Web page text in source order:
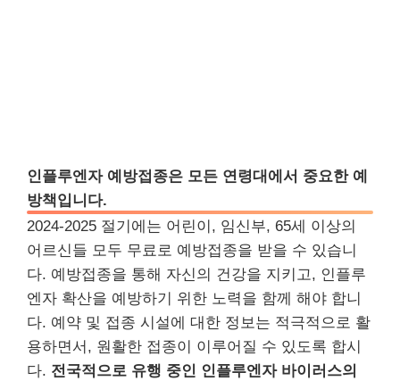
인플루엔자 예방접종은 모든 연령대에서 중요한 예
방책입니다.
2024-2025 절기에는 어린이, 임신부, 65세 이상의
어르신들 모두 무료로 예방접종을 받을 수 있습니
다. 예방접종을 통해 자신의 건강을 지키고, 인플루
엔자 확산을 예방하기 위한 노력을 함께 해야 합니
다. 예약 및 접종 시설에 대한 정보는 적극적으로 활
용하면서, 원활한 접종이 이루어질 수 있도록 합시
다. 전국적으로 유행 중인 인플루엔자 바이러스의